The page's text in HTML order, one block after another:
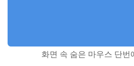
화면 속 숨은 마우스 단번